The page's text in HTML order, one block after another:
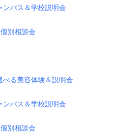
パス＆学校説明会
別相談会
る美容体験＆説明会
パス＆学校説明会
別相談会